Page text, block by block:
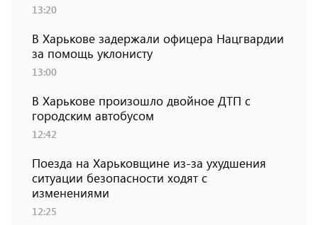
13:20
В Харькове задержали офицера Нацгвардии
за помощь уклонисту
13:00
В Харькове произошло двойное ДТП с
городским автобусом
12:42
Поезда на Харьковщине из-за ухудшения
ситуации безопасности ходят с
изменениями
12:25